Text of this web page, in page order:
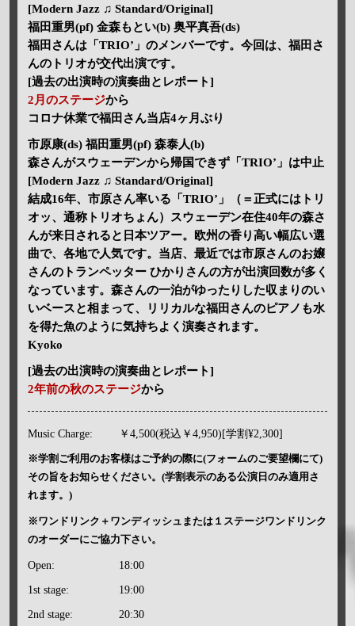
[Modern Jazz ♫ Standard/Original]
福田重男(pf) 金森もとい(b) 奥平真吾(ds)
福田さんは「TRIO’」のメンバーです。今回は、福田さ
んのトリオが交代出演です。
[過去の出演時の演奏曲とレポート]
2月のステージから
コロナ休業で福田さん当店4ヶ月ぶり
市原康(ds) 福田重男(pf) 森泰人(b)
森さんがスウェーデンから帰国できず「TRIO’」は中止
[Modern Jazz ♫ Standard/Original]
結成16年、市原さん率いる「TRIO’」（＝正式にはトリ
オッ、通称トリオちょん）スウェーデン在住40年の森さ
んが来日されると日本ツアー。欧州の香り高い幅広い選
曲で、各地で人気です。当店、最近では市原さんのお嬢
さんのトランペッター ひかりさんの方が出演回数が多く
なっています。森さんの一泊がゆったりした収まりのい
いベースと相まって、リリカルな福田さんのピアノも水
を得た魚のように気持ちよく演奏されます。
Kyoko
[過去の出演時の演奏曲とレポート]
2年前の秋のステージから
Music Charge: ￥4,500(税込￥4,950)[学割¥2,300]
※学割ご利用のお客様はご予約の際に(フォームのご要望欄にて)
その旨をお知らせください。(学割表示のある公演日のみ適用さ
れます。)
※ワンドリンク＋ワンディッシュまたは１ステージワンドリンク
のオーダーにご協力下さい。
Open: 18:00
1st stage: 19:00
2nd stage: 20:30